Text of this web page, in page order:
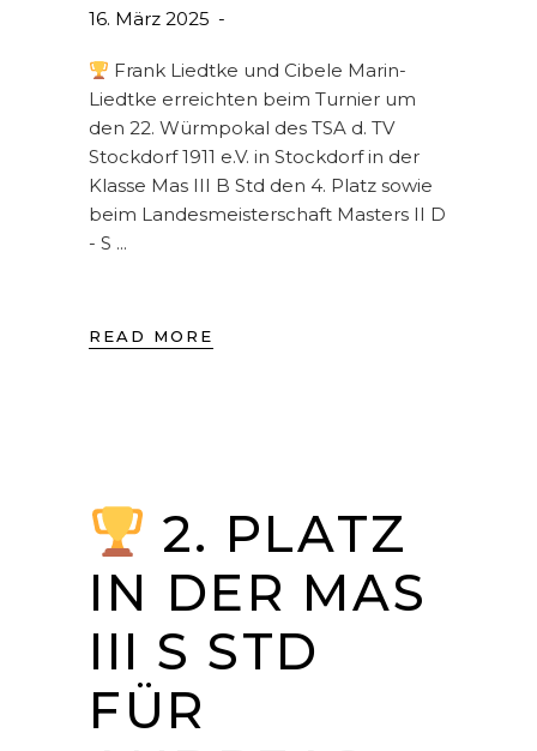
16. März 2025
Frank Liedtke und Cibele Marin-
Liedtke erreichten beim Turnier um
den 22. Würmpokal des TSA d. TV
Stockdorf 1911 e.V. in Stockdorf in der
Klasse Mas III B Std den 4. Platz sowie
beim Landesmeisterschaft Masters II D
- S
READ MORE
2. PLATZ
IN DER MAS
III S STD
FÜR